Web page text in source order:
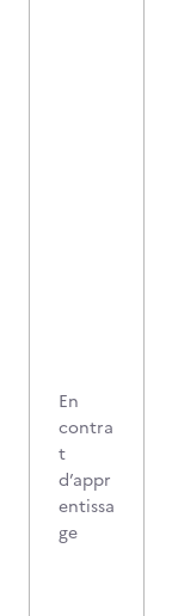
En
contra
t
d’appr
entissa
ge